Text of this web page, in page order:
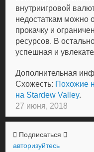
внутриигровой
недостаткам можно
прокачку и
ресурсов. В
успешная и
Дополнительная
Схожесть: Похожие
на Stardew Valley.
27 июня, 2018
Подписаться
авторизуйтесь